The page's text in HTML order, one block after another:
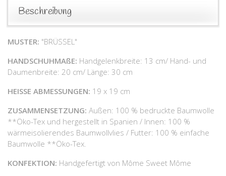
Beschreibung
MUSTER: "BRÜSSEL"
HANDSCHUHMAßE: Handgelenkbreite: 13 cm/ Hand- und
Daumenbreite: 20 cm/ Länge: 30 cm
HEISSE ABMESSUNGEN: 19 x 19 cm
ZUSAMMENSETZUNG: Außen: 100 % bedruckte Baumwolle
**Öko-Tex und hergestellt in Spanien / Innen: 100 %
wärmeisolierendes Baumwollvlies / Futter: 100 % einfache
Baumwolle **Öko-Tex.
KONFEKTION: Handgefertigt von Môme Sweet Môme